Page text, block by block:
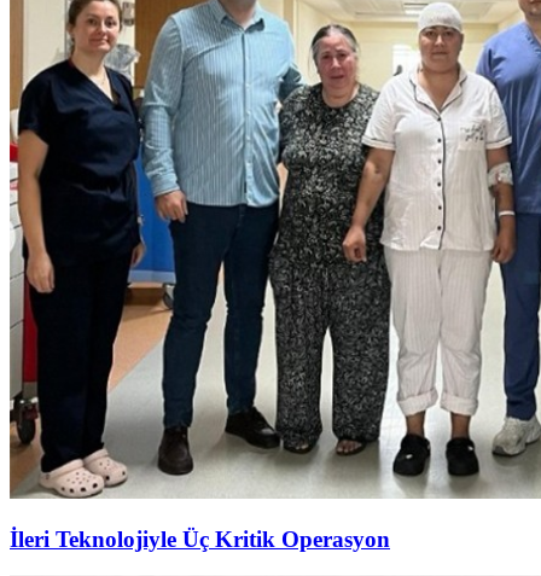
İleri Teknolojiyle Üç Kritik Operasyon